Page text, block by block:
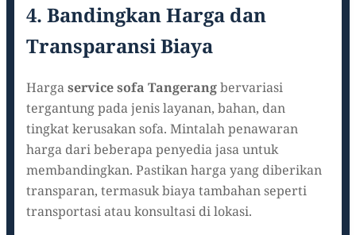
4. Bandingkan Harga dan
Transparansi Biaya
Hargaservice sofa Tangerangbervariasi
tergantung pada jenis layanan, bahan, dan
tingkat kerusakan sofa. Mintalah penawaran
harga dari beberapa penyedia jasa untuk
membandingkan. Pastikan harga yang diberikan
transparan, termasuk biaya tambahan seperti
transportasi atau konsultasi di lokasi.